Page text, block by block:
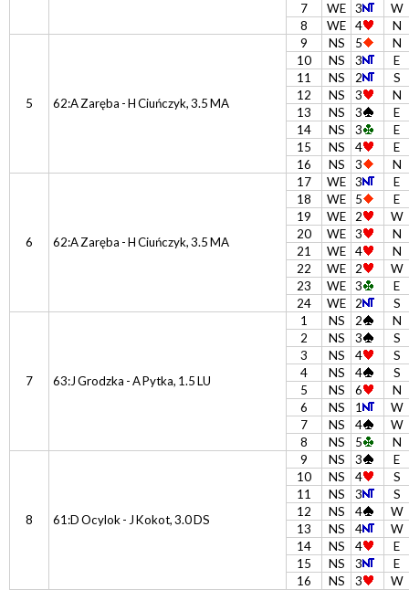
7
WE 3
W
8
WE 4 N
5 62:A Zaręba - H Ciuńczyk, 3.5 MA
9 NS 5
N
10
NS 3
E
11
NS 2
S
12
NS 3
N
13
NS 3
E
14
NS 3
E
15
NS 4
E
16
NS 3 N
6 62:A Zaręba - H Ciuńczyk, 3.5 MA
17 WE 3
E
18
WE 5
E
19
WE 2
W
20
WE 3
N
21
WE 4
N
22
WE 2
W
23
WE 3
E
24
WE 2 S
7 63:J Grodzka - A Pytka, 1.5 LU
1 NS 2
N
2
NS 3
S
3
NS 4
S
4
NS 4
S
5
NS 6
N
6
NS 1
W
7
NS 4
W
8
NS 5 N
8 61:D Ocylok - J Kokot, 3.0 DS
9 NS 3
E
10
NS 4
S
11
NS 3
S
12
NS 4
W
13
NS 4
W
14
NS 4
E
15
NS 3
E
16
NS 3 W